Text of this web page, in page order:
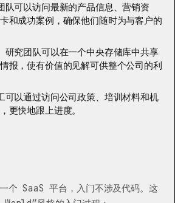
队可以访问最新的产品信息、营销资
和成功案例，确保他们随时为与客户的
研究团队可以在一个中央存储库中共享
报，使有价值的见解可供整个公司的利
可以通过访问公司政策、培训材料和机
更快地跟上进度。
SaaS 平台，入门不涉及代码。这